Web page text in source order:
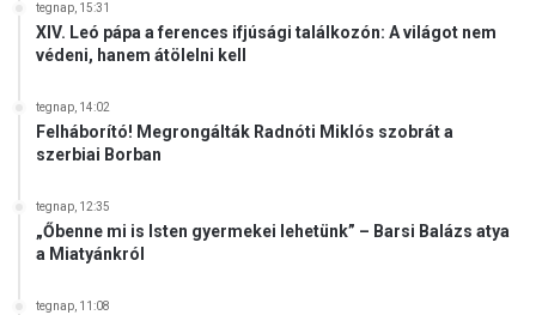
tegnap, 15:31
XIV. Leó pápa a ferences ifjúsági találkozón: A világot nem
védeni, hanem átölelni kell
tegnap, 14:02
Felháborító! Megrongálták Radnóti Miklós szobrát a
szerbiai Borban
tegnap, 12:35
„Őbenne mi is Isten gyermekei lehetünk” – Barsi Balázs atya
a Miatyánkról
tegnap, 11:08